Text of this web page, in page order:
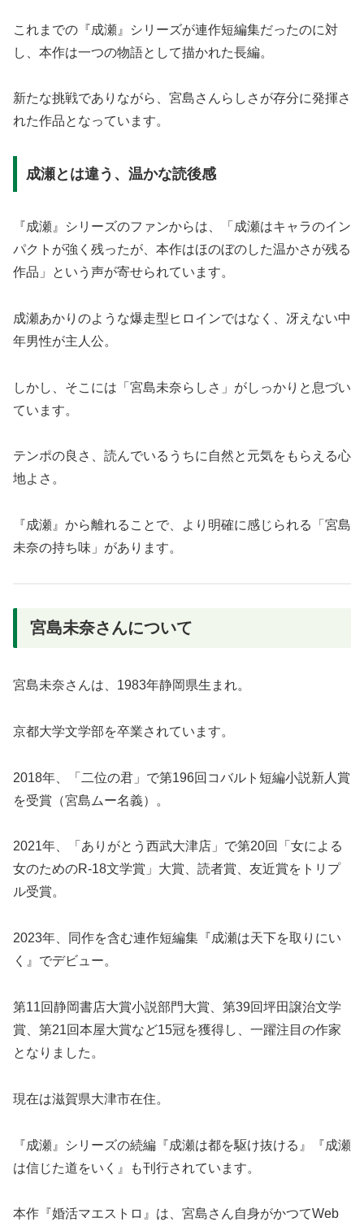
これまでの『成瀬』シリーズが連作短編集だったのに対
し、本作は一つの物語として描かれた長編。
新たな挑戦でありながら、宮島さんらしさが存分に発揮さ
れた作品となっています。
成瀬とは違う、温かな読後感
『成瀬』シリーズのファンからは、「成瀬はキャラのイン
パクトが強く残ったが、本作はほのぼのした温かさが残る
作品」という声が寄せられています。
成瀬あかりのような爆走型ヒロインではなく、冴えない中
年男性が主人公。
しかし、そこには「宮島未奈らしさ」がしっかりと息づい
ています。
テンポの良さ、読んでいるうちに自然と元気をもらえる心
地よさ。
『成瀬』から離れることで、より明確に感じられる「宮島
未奈の持ち味」があります。
宮島未奈さんについて
宮島未奈さんは、1983年静岡県生まれ。
京都大学文学部を卒業されています。
2018年、「二位の君」で第196回コバルト短編小説新人賞
を受賞（宮島ムー名義）。
2021年、「ありがとう西武大津店」で第20回「女による
女のためのR-18文学賞」大賞、読者賞、友近賞をトリプ
ル受賞。
2023年、同作を含む連作短編集『成瀬は天下を取りにい
く』でデビュー。
第11回静岡書店大賞小説部門大賞、第39回坪田譲治文学
賞、第21回本屋大賞など15冠を獲得し、一躍注目の作家
となりました。
現在は滋賀県大津市在住。
『成瀬』シリーズの続編『成瀬は都を駆け抜ける』『成瀬
は信じた道をいく』も刊行されています。
本作『婚活マエストロ』は、宮島さん自身がかつてWeb